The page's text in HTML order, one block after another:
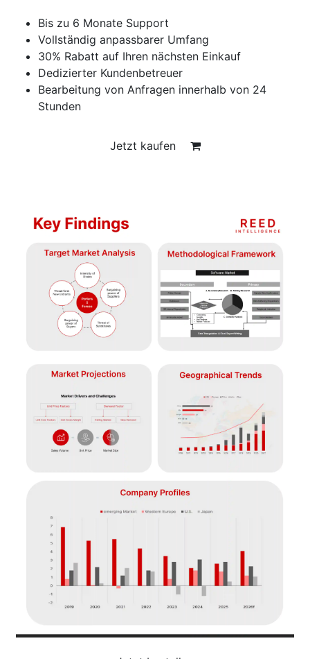
Bis zu 6 Monate Support
Vollständig anpassbarer Umfang
30% Rabatt auf Ihren nächsten Einkauf
Dedizierter Kundenbetreuer
Bearbeitung von Anfragen innerhalb von 24
Stunden
Jetzt kaufen